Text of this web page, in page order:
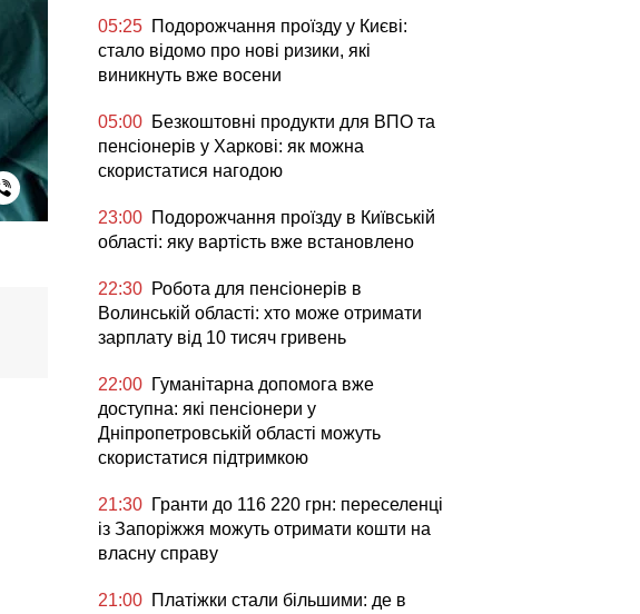
05:25 Подорожчання проїзду у Києві:
стало відомо про нові ризики, які
виникнуть вже восени
05:00 Безкоштовні продукти для ВПО та
пенсіонерів у Харкові: як можна
скористатися нагодою
23:00 Подорожчання проїзду в Київській
області: яку вартість вже встановлено
22:30 Робота для пенсіонерів в
Волинській області: хто може отримати
зарплату від 10 тисяч гривень
22:00 Гуманітарна допомога вже
доступна: які пенсіонери у
Дніпропетровській області можуть
скористатися підтримкою
21:30 Гранти до 116 220 грн: переселенці
із Запоріжжя можуть отримати кошти на
власну справу
21:00 Платіжки стали більшими: де в